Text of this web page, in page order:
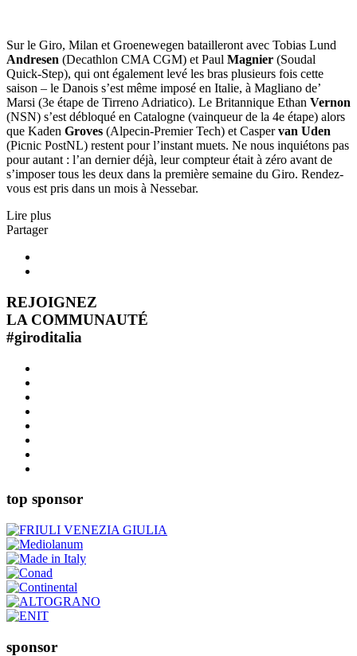
Sur le Giro, Milan et Groenewegen batailleront avec Tobias Lund
Andresen (Decathlon CMA CGM) et Paul Magnier (Soudal
Quick-Step), qui ont également levé les bras plusieurs fois cette
saison – le Danois s’est même imposé en Italie, à Magliano de’
Marsi (3e étape de Tirreno Adriatico). Le Britannique Ethan Vernon
(NSN) s’est débloqué en Catalogne (vainqueur de la 4e étape) alors
que Kaden Groves (Alpecin-Premier Tech) et Caspervan Uden
(Picnic PostNL) restent pour l’instant muets. Ne nous inquiétons pas
pour autant : l’an dernier déjà, leur compteur était à zéro avant de
s’imposer tous les deux dans la première semaine du Giro. Rendez-
vous est pris dans un mois à Nessebar.
Lire plus
Partager
REJOIGNEZ
LA COMMUNAUTÉ
#giroditalia
top sponsor
sponsor